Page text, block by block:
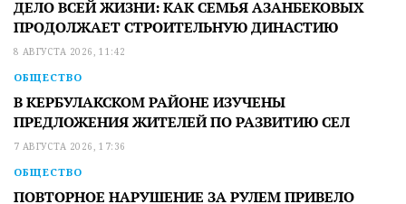
ДЕЛО ВСЕЙ ЖИЗНИ: КАК СЕМЬЯ АЗАНБЕКОВЫХ
ПРОДОЛЖАЕТ СТРОИТЕЛЬНУЮ ДИНАСТИЮ
8 АВГУСТА 2026, 11:42
ОБЩЕСТВО
В КЕРБУЛАКСКОМ РАЙОНЕ ИЗУЧЕНЫ
ПРЕДЛОЖЕНИЯ ЖИТЕЛЕЙ ПО РАЗВИТИЮ СЕЛ
7 АВГУСТА 2026, 17:36
ОБЩЕСТВО
ПОВТОРНОЕ НАРУШЕНИЕ ЗА РУЛЕМ ПРИВЕЛО